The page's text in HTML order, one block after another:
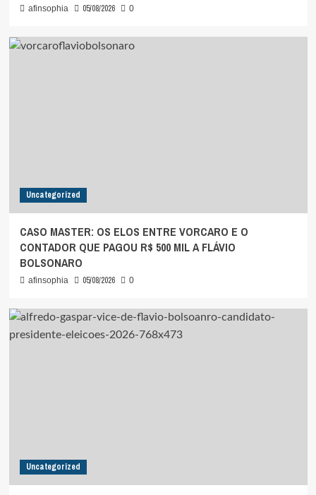
afinsophia 05/08/2026 0
Uncategorized
CASO MASTER: OS ELOS ENTRE VORCARO E O
CONTADOR QUE PAGOU R$ 500 MIL A FLÁVIO
BOLSONARO
afinsophia 05/08/2026 0
Uncategorized